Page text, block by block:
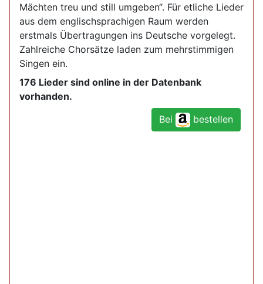
Mächten treu und still umgeben“. Für etliche Lieder
aus dem englischsprachigen Raum werden
erstmals Übertragungen ins Deutsche vorgelegt.
Zahlreiche Chorsätze laden zum mehrstimmigen
Singen ein.
176 Lieder sind online in der Datenbank
vorhanden.
Bei
bestellen